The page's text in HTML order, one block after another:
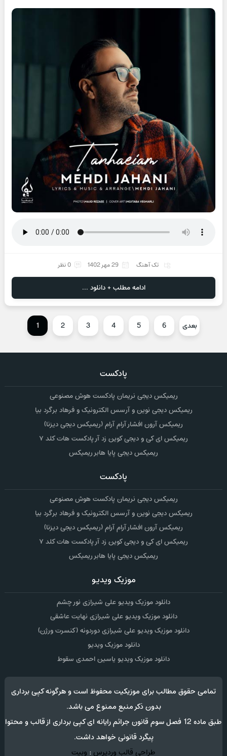
تک آهنگ 29 مهر 1402 0 نظر
ادامه مطلب + دانلود ...
1 2 3 4 5 6 بعدی
پادکست
ریمیکس دیجی نریمان پادکست هوش مصنوعی
ریمیکس دیجی نوین و آرسس الکترونیک و فرهاد برگرد بیا
ریمیکس آرون افشار آرام آرام (ریمیکس دیجی دیزنا)
ریمیکس ای کی و دیجی کوین زد آر پادکست هات کلد ۷
ریمیکس دیجی پایا هابر ریمیکس
پادکست
ریمیکس دیجی نریمان پادکست هوش مصنوعی
ریمیکس دیجی نوین و آرسس الکترونیک و فرهاد برگرد بیا
ریمیکس آرون افشار آرام آرام (ریمیکس دیجی دیزنا)
ریمیکس ای کی و دیجی کوین زد آر پادکست هات کلد ۷
ریمیکس دیجی پایا هابر ریمیکس
موزیک ویدیو
دانلود موزیک ویدیو علی شیرازی نور چشم
دانلود موزیک ویدیو علی شیرازی نهایت عاشقی
دانلود موزیک ویدیو علی شیرازی دوردونه (کنسرت ورژن)
دانلود موزیک ویدیو
دانلود موزیک ویدیو یاسین احمدی سقوط
تمامی حقوق مطالب برای موزیکیت محفوظ است و هرگونه کپی برداری
بدون ذکر منبع ممنوع می باشد.
طبق ماده 12 فصل سوم قانون جرائم رایانه ای کپی برداری از قالب و محتوا
پیگرد قانونی خواهد داشت.
طراحی قالب وردپرس: وبیت